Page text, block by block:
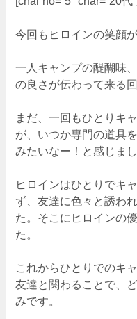
今回もヒロインの笑顔
一人キャンプの醍醐味
の良さが伝わって来る回
まだ、一回もひとりキ
が、いつか専門の道具
みたいなー！と感じまし
ヒロインはひとりでキ
ず、友達に色々と誘わ
た。そこにヒロインの
た。
これからひとりでのキ
友達と関わることで、
みです。